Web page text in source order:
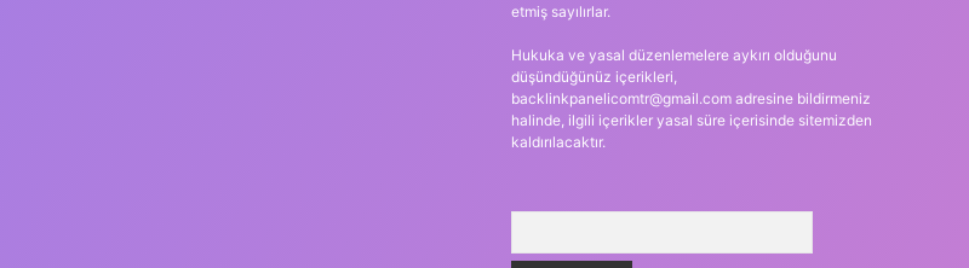
etmiş sayılırlar.
Hukuka ve yasal düzenlemelere aykırı olduğunu
düşündüğünüz içerikleri,
backlinkpanelicomtr@gmail.comadresine bildirmeniz
halinde, ilgili içerikler yasal süre içerisinde sitemizden
kaldırılacaktır.